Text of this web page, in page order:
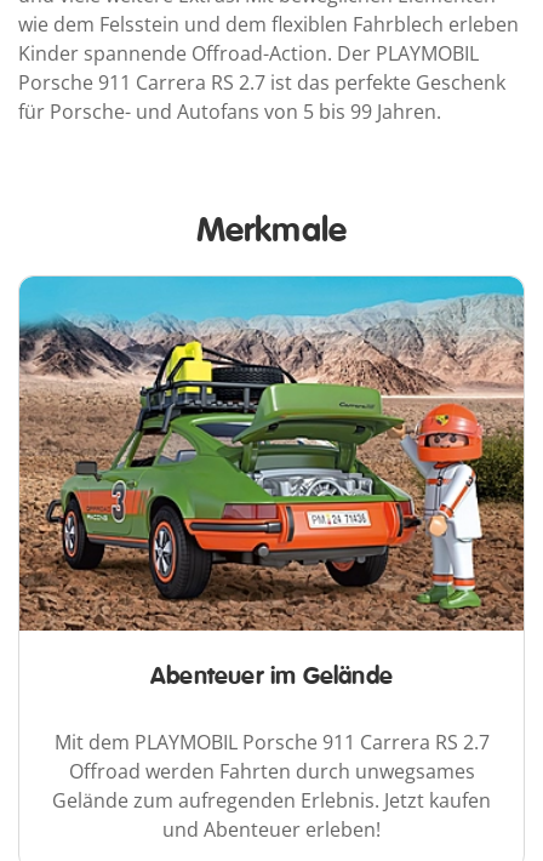
wie dem Felsstein und dem flexiblen Fahrblech erleben
Kinder spannende Offroad-Action. Der PLAYMOBIL
Porsche 911 Carrera RS 2.7 ist das perfekte Geschenk
für Porsche- und Autofans von 5 bis 99 Jahren.
Merkmale
Abenteuer im Gelände
Mit dem PLAYMOBIL Porsche 911 Carrera RS 2.7
Offroad werden Fahrten durch unwegsames
Gelände zum aufregenden Erlebnis. Jetzt kaufen
und Abenteuer erleben!